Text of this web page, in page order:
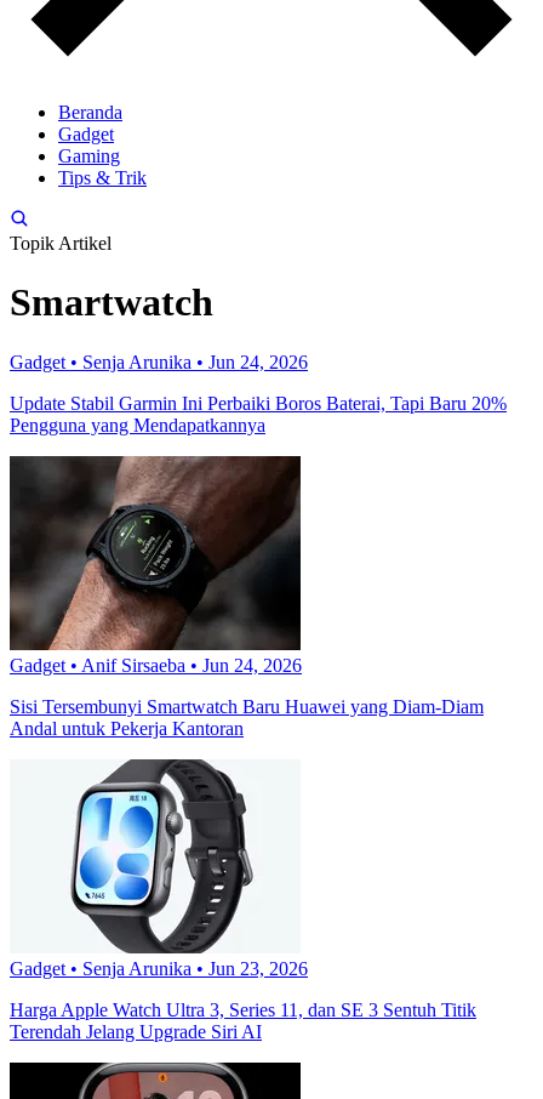
Beranda
Gadget
Gaming
Tips & Trik
Topik Artikel
Smartwatch
Gadget • Senja Arunika • Jun 24, 2026
Update Stabil Garmin Ini Perbaiki Boros Baterai, Tapi Baru 20%
Pengguna yang Mendapatkannya
Gadget • Anif Sirsaeba • Jun 24, 2026
Sisi Tersembunyi Smartwatch Baru Huawei yang Diam-Diam
Andal untuk Pekerja Kantoran
Gadget • Senja Arunika • Jun 23, 2026
Harga Apple Watch Ultra 3, Series 11, dan SE 3 Sentuh Titik
Terendah Jelang Upgrade Siri AI